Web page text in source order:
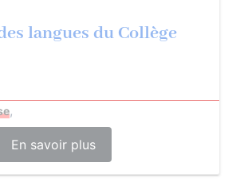
langues du Collège
,
En savoir plus